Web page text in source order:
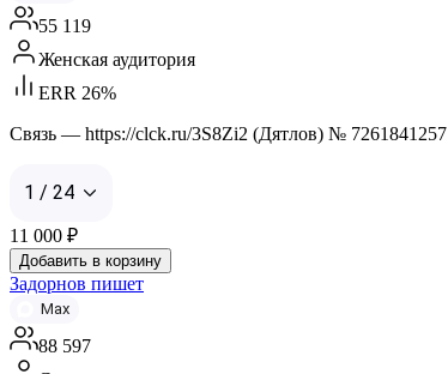
55 119
Женская аудитория
ERR 26%
Связь — https://clck.ru/3S8Zi2 (Дятлов) № 7261841257
1 / 24
11 000 ₽
Добавить в корзину
Задорнов пишет
Max
88 597